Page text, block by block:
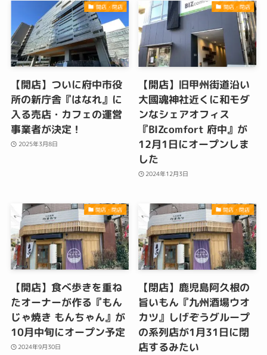
開店・閉店
【開店】ついに府中市役
所の新庁舎『はなれ』に
入る売店・カフェの運営
事業者が決定！
2025年3月8日
開店・閉店
【開店】旧甲州街道沿い
大國魂神社近くに和モダ
ンなシェアオフィス
『BIZcomfort 府中』が
12月1日にオープンしま
した
2024年12月3日
開店・閉店
【開店】食べ歩きを重ね
たオーナーが作る『もん
じゃ焼き もんちゃん』が
10月中旬にオープン予定
2024年9月30日
開店・閉店
【閉店】鹿児島阿久根の
旨いもん『九州酒場ウオ
カツ』しげぞうグループ
の系列店が1月31日に閉
店するみたい